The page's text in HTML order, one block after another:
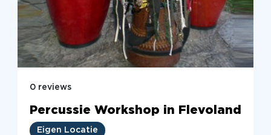
0 reviews
Percussie Workshop in Flevoland
Eigen Locatie